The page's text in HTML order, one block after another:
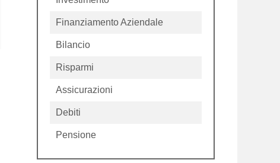
Finanziamento Aziendale
Bilancio
Risparmi
Assicurazioni
Debiti
Pensione